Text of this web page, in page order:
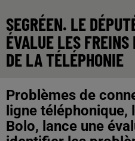
SEGRÉEN. LE
ÉVALUE LES FREINS
DE LA TÉLÉPHONIE
Problèmes de
ligne
Bolo, lance une